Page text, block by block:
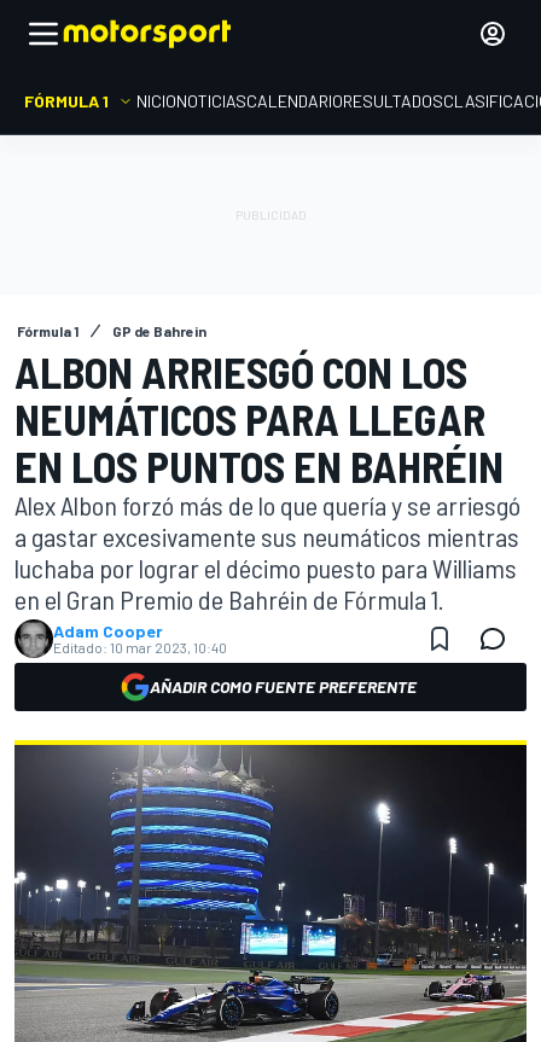
FÓRMULA 1 INICIONOTICIASCALENDARIORESULTADOS
Fórmula 1 GP de Bahrein
ALBON ARRIESGÓ CON LOS
NEUMÁTICOS PARA LLEGAR
EN LOS PUNTOS EN BAHRÉIN
Alex Albon forzó más de lo que quería y se arriesgó
a gastar excesivamente sus neumáticos mientras
luchaba por lograr el décimo puesto para Williams
en el Gran Premio de Bahréin de Fórmula 1.
Adam Cooper
Editado: 10 mar 2023, 10:40
AÑADIR COMO FUENTE PREFERENTE